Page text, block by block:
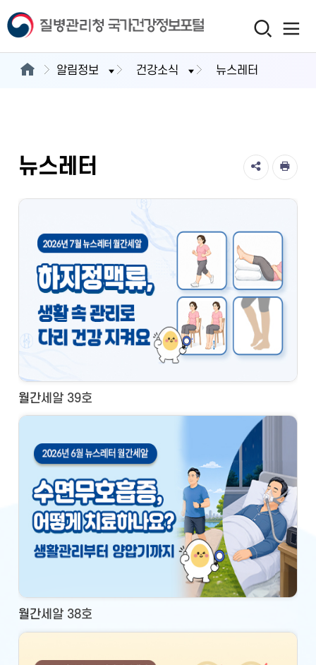
알림정보 건강소식 뉴스레터
뉴스레터
월간세알 39호
월간세알 38호